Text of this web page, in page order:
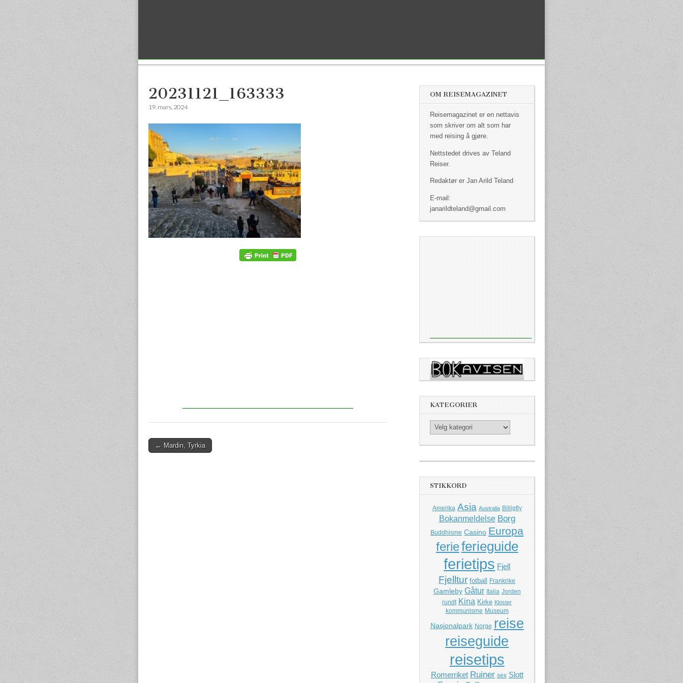
20231121_163333
19. mars, 2024
Post navigation
← Mardin, Tyrkia
OM REISEMAGAZINET
Reisemagazinet er en nettavis
som skriver om alt som har
med reising å gjøre.
Nettstedet drives av Teland
Reiser.
Redaktør er Jan Arild Teland
E-mail:
janarildteland@gmail.com
KATEGORIER
Kategorier
STIKKORD
Amerika Asia Australia Billigfly
Bokanmeldelse Borg
Buddhisme Casino Europa
ferieferieguide
ferietips Fjell
Fjelltur fotball Frankrike
Gamleby Gåtur Italia Jorden
rundt Kina Kirke Kloster
kommunisme Museum
Nasjonalpark Norge reise
reiseguide
reisetips
Romerriket Ruiner sex Slott